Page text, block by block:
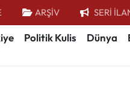
ARŞİV SERİ
Politik Kulis Dünya